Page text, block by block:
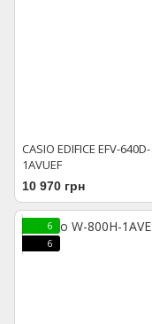
CASIO EDIFICE EFV-640D-
1AVUEF
10 970 грн
6
6